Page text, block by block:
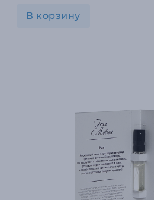
В корзину